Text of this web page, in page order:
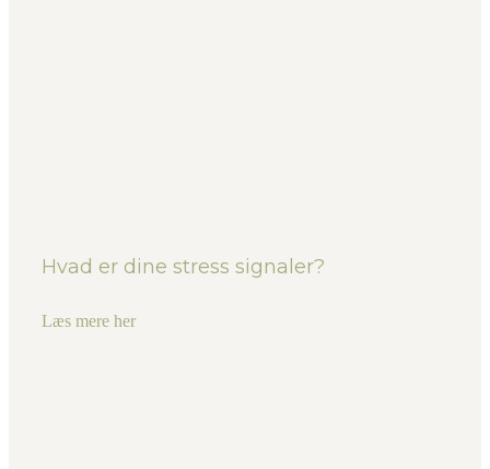
Hvad er dine stress signaler?
Læs mere her